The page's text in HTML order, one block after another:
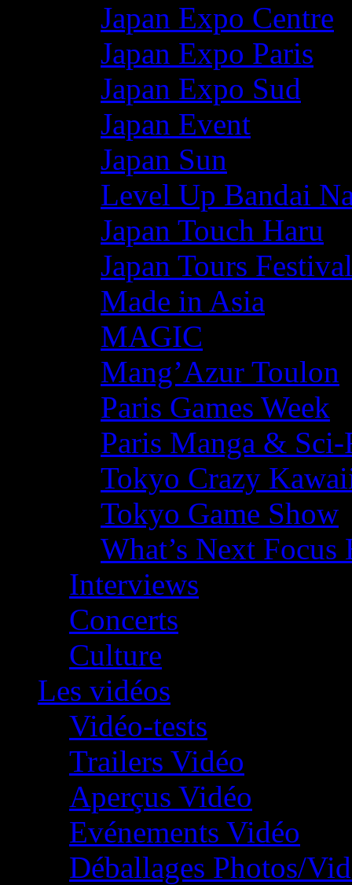
Japan Expo Centre
Japan Expo Paris
Japan Expo Sud
Japan Event
Japan Sun
Level Up Bandai
Japan Touch Haru
Japan Tours Festival
Made in Asia
MAGIC
Mang’Azur Toulon
Paris Games Week
Paris Manga &
Tokyo Crazy
Tokyo Game Show
What’s Next
Interviews
Concerts
Culture
Les vidéos
Vidéo-tests
Trailers Vidéo
Aperçus Vidéo
Evénements Vidéo
Déballages Photos/